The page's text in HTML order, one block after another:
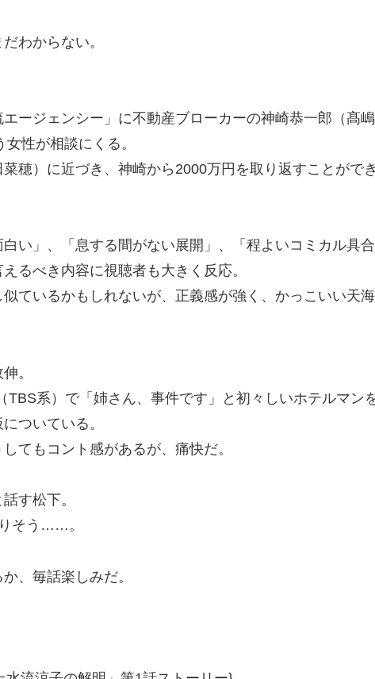
わからない。
ージェンシー」に不動産ブローカーの神崎恭一郎（髙
性が相談にくる。
穂）に近づき、神崎から2000万円を取り返すことがで
白い」、「息する間がない展開」、「程よいコミカル具
るべき内容に視聴者も大きく反応。
ているかもしれないが、正義感が強く、かっこいい天
。
系）で「姉さん、事件です」と初々しいホテルマン
ついている。
てもコント感があるが、痛快だ。
す松下。
そう……。
、毎話楽しみだ。